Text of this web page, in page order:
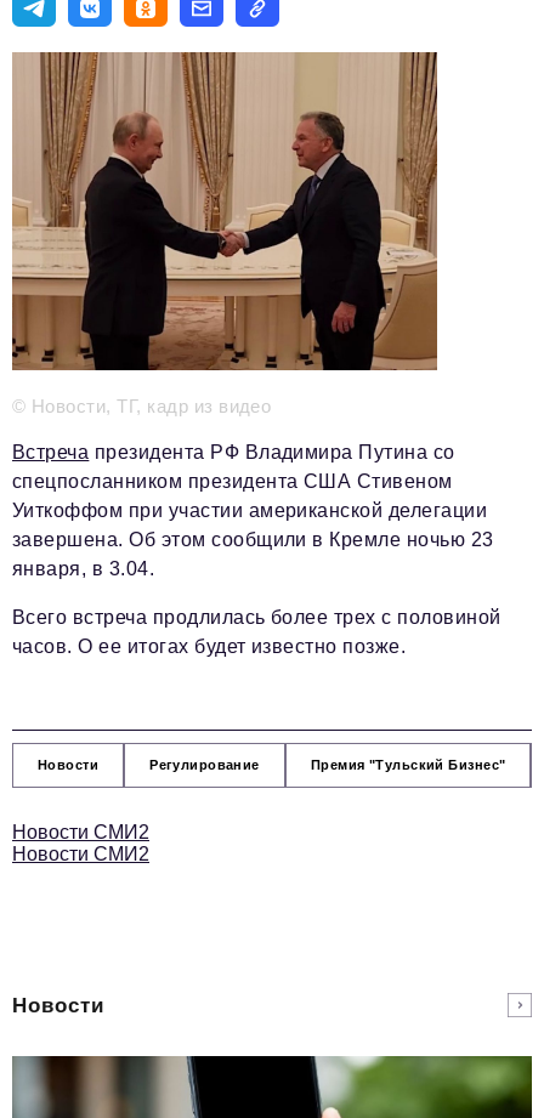
Мероприятия
Авторские материалы
Видео
Телефон редакции: +7 495 727-01-67
Электронные почты редакции:
Информационный отдел
info@business-magazine.online
Отдел рекламы
reklama@business-magazine.online
Отдел распространения/редакционная подписка
Отдел по работе с партнерами
partner@business-magazine.online
© Новости, ТГ, кадр из видео
Встреча президента РФ Владимира Путина со
спецпосланником президента США Стивеном
Уиткоффом при участии американской делегации
завершена. Об этом сообщили в Кремле ночью 23
января, в 3.04.
Всего встреча продлилась более трех с половиной
часов. О ее итогах будет известно позже.
Новости Регулирование Премия "Тульский Бизнес"
Новости СМИ2
Новости СМИ2
Новости